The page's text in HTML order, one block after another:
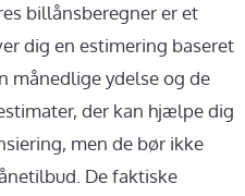
billånsberegner er et
dig en estimering baseret
månedlige ydelse og de
der kan hjælpe dig
men de bør ikke
De faktiske